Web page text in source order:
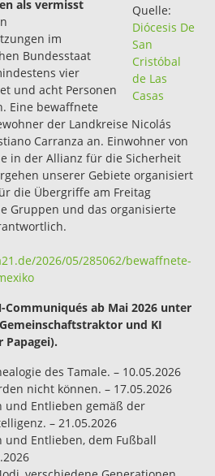
Quelle:
Diócesis De
San
Cristóbal
de Las
Casas
als vermisst
im
Bundesstaat
vier
und acht Personen
Eine bewaffnete
der Landkreise Nicolás
Carranza an. Einwohner von
in der Allianz für die Sicherheit
unserer Gebiete organisiert
die Übergriffe am Freitag
Gruppen und das organisierte
2026/05/285062/bewaffnete-
Communiqués ab Mai 2026 unter
und KI
Papagei).
des Tamale. – 10.05.2026
nicht können. – 17.05.2026
und Entlieben gemäß der
– 21.05.2026
und Entlieben, dem Fußball